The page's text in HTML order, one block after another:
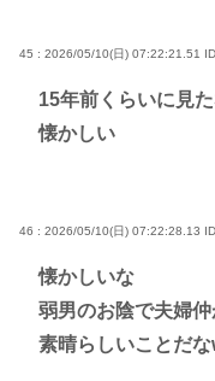
45 : 2026/05/10(日) 07:22:21.51
15年前くらいに見
懐かしい
46 : 2026/05/10(日) 07:22:28.13
懐かしいな
弱男のお陰で夫婦
素晴らしいことだ